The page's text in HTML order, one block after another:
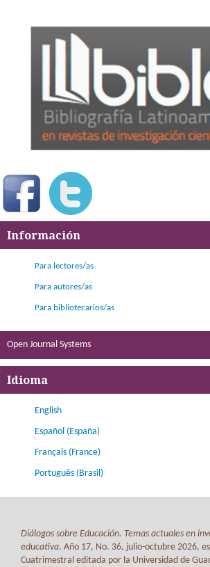
Información
Para lectores/as
Para autores/as
Para bibliotecarios/as
Open Journal Systems
Idioma
English
Español (España)
Français (France)
Português (Brasil)
Diálogos sobre Educación. Temas actuales en
educativa. Año 17, No. 36, julio-octubre 2026,
Cuatrimestral editada por la Universidad de